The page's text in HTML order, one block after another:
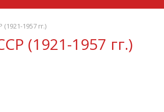
1957 гг.)
(1921-1957 гг.)